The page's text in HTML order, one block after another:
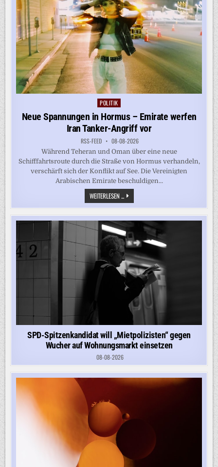
Posted
in
POLITIK
Neue Spannungen in Hormus – Emirate werfen
Iran Tanker-Angriff vor
RSS-FEED 08-08-2026
Während Teheran und Oman über eine neue
Schifffahrtsroute durch die Straße von Hormus verhandeln,
verschärft sich der Konflikt auf See. Die Vereinigten
Arabischen Emirate beschuldigen...
WEITERLESEN ... NEUE
SPANNUNGEN
IN
HORMUS
–
EMIRATE
WERFEN
IRAN
TANKER-
ANGRIFF
VOR
SPD-Spitzenkandidat will „Mietpolizisten“ gegen
Wucher auf Wohnungsmarkt einsetzen
08-08-2026